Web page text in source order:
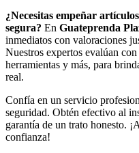
¿Necesitas empeñar
segura? En Guateprenda
inmediatos con valoraciones
Nuestros expertos evalúan
herramientas y más, para
real.
Confía en un servicio
seguridad. Obtén efectivo al
garantía de un trato honesto.
confianza!